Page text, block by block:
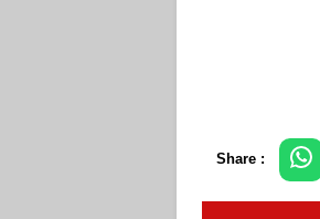
Share :